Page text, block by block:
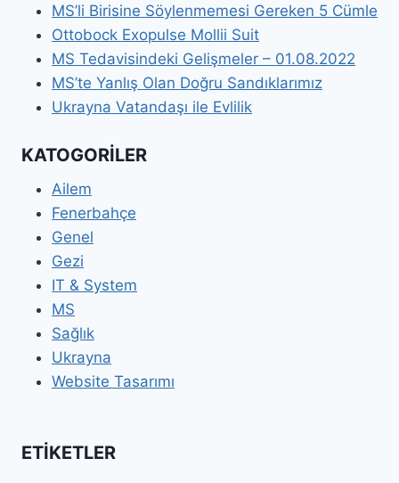
MS’li Birisine Söylenmemesi Gereken 5 Cümle
Ottobock Exopulse Mollii Suit
MS Tedavisindeki Gelişmeler – 01.08.2022
MS’te Yanlış Olan Doğru Sandıklarımız
Ukrayna Vatandaşı ile Evlilik
KATOGORİLER
Ailem
Fenerbahçe
Genel
Gezi
IT & System
MS
Sağlık
Ukrayna
Website Tasarımı
ETİKETLER